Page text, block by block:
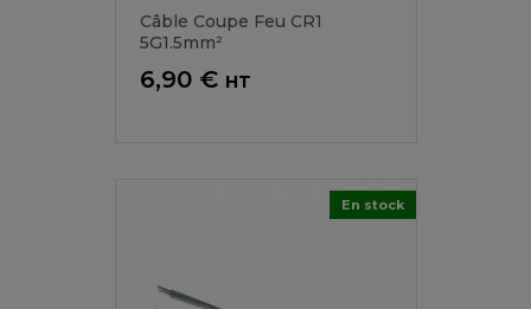
Câble Coupe Feu CR1
5G1.5mm²
Prix
6,90 € HT
En stock